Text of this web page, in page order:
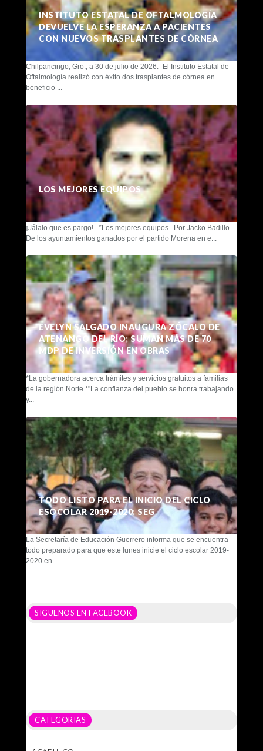
INSTITUTO ESTATAL DE OFTALMOLOGÍA
DEVUELVE LA ESPERANZA A PACIENTES
CON NUEVOS TRASPLANTES DE CÓRNEA
Chilpancingo, Gro., a 30 de julio de 2026.- El Instituto Estatal de
Oftalmología realizó con éxito dos trasplantes de córnea en
beneficio ...
LOS MEJORES EQUIPOS
¡Jálalo que es pargo! *Los mejores equipos Por Jacko Badillo
De los ayuntamientos ganados por el partido Morena en e...
EVELYN SALGADO INAUGURA ZÓCALO DE
ATENANGO DEL RÍO; SUMAN MÁS DE 70
MDP DE INVERSIÓN EN OBRAS
*La gobernadora acerca trámites y servicios gratuitos a familias
de la región Norte *"La confianza del pueblo se honra trabajando
y...
TODO LISTO PARA EL INICIO DEL CICLO
ESOCOLAR 2019-2020: SEG
La Secretaría de Educación Guerrero informa que se encuentra
todo preparado para que este lunes inicie el ciclo escolar 2019-
2020 en...
SIGUENOS EN FACEBOOK
CATEGORIAS